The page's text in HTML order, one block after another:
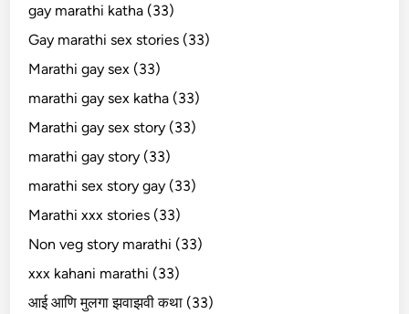
gay marathi katha (33)
Gay marathi sex stories (33)
Marathi gay sex (33)
marathi gay sex katha (33)
Marathi gay sex story (33)
marathi gay story (33)
marathi sex story gay (33)
Marathi xxx stories (33)
Non veg story marathi (33)
xxx kahani marathi (33)
आई आणि मुलगा झवाझवी कथा (33)